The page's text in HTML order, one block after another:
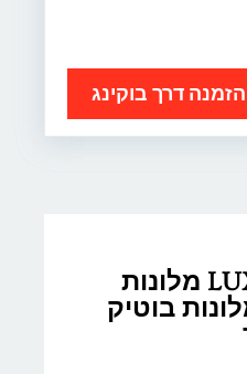
דרך בוקינג
LUXURY HOTELS מלונות
בוטיק